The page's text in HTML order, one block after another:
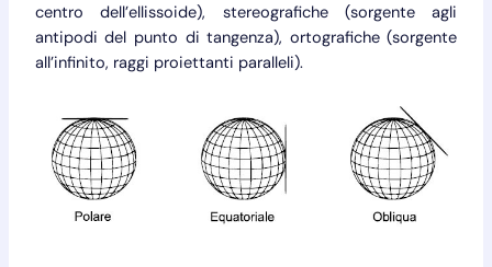
centro dell’ellissoide), stereografiche (sorgente agli
antipodi del punto di tangenza), ortografiche (sorgente
all’infinito, raggi proiettanti paralleli).